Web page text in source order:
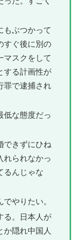
もぶつかって
すぐ後に別の
マスクをして
する計画性が
罪で逮捕され
低な態度だっ
できずにひね
れられなかっ
るんじゃな
やりたい。
る。日本人が
か隠れ中国人